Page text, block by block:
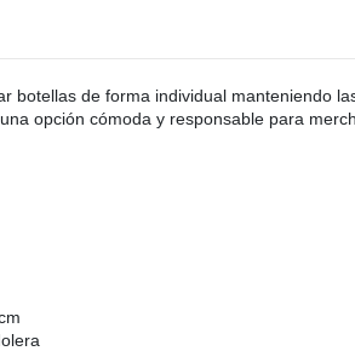
botellas de forma individual manteniendo
opción cómoda y responsable para